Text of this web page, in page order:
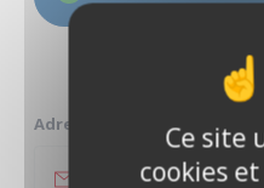
Adresse e-mail
Ce site
cookies